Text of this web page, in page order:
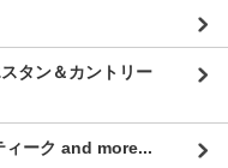
タン＆カントリー
ィーク and more...